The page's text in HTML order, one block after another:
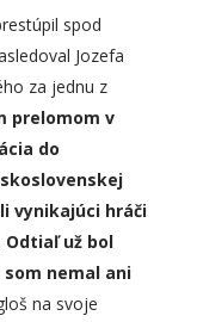
spod
Jozefa
za jednu z
prelomom v
do
vynikajúci hráči
Odtiaľ už bol
som nemal ani
na svoje